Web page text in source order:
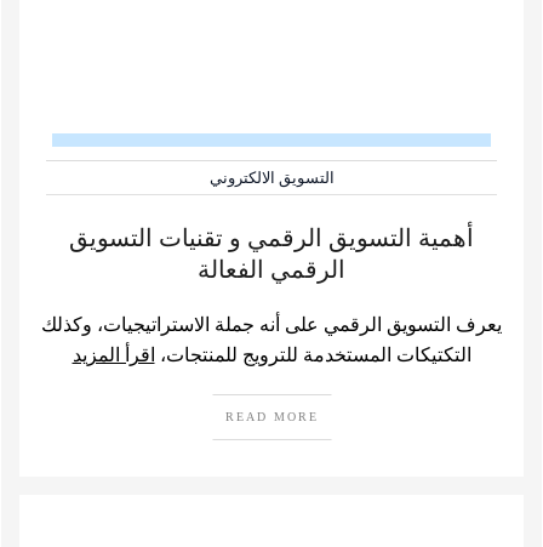
التسويق الالكتروني
أهمية التسويق الرقمي و تقنيات التسويق
الرقمي الفعالة
يعرف التسويق الرقمي على أنه جملة الاستراتيجيات، وكذلك
التكتيكات المستخدمة للترويج للمنتجات، اقرأ المزيد
READ MORE